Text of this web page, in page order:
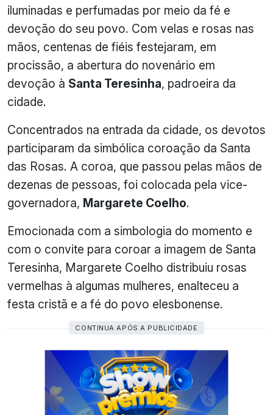
iluminadas e perfumadas por meio da fé e
devoção do seu povo. Com velas e rosas nas
mãos, centenas de fiéis festejaram, em
procissão, a abertura do novenário em
devoção à Santa Teresinha, padroeira da
cidade.
Concentrados na entrada da cidade, os devotos
participaram da simbólica coroação da Santa
das Rosas. A coroa, que passou pelas mãos de
dezenas de pessoas, foi colocada pela vice-
governadora, Margarete Coelho.
Emocionada com a simbologia do momento e
com o convite para coroar a imagem de Santa
Teresinha, Margarete Coelho distribuiu rosas
vermelhas à algumas mulheres, enalteceu a
festa cristã e a fé do povo elesbonense.
CONTINUA APÓS A PUBLICIDADE